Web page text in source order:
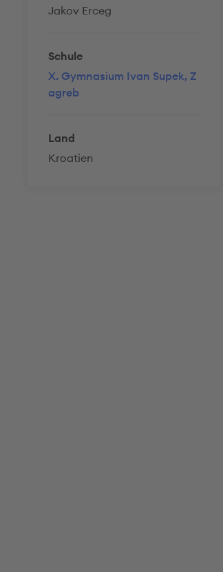
Jakov Erceg
Schule
X. Gymnasium Ivan Supek, Z
agreb
Land
Kroatien